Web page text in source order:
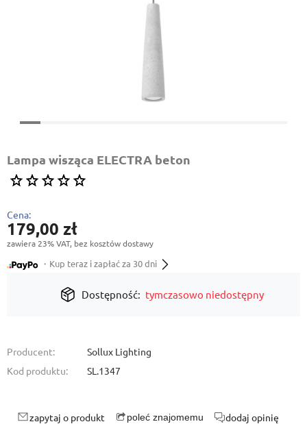
Lampa wisząca ELECTRA beton
Cena:
179,00 zł
zawiera 23% VAT, bez kosztów dostawy
・Kup teraz i zapłać za 30 dni
Dostępność: tymczasowo niedostępny
Producent:
Sollux Lighting
Kod produktu:
SL.1347
zapytaj o produkt poleć znajomemu dodaj opinię